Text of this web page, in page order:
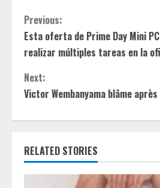
C
o
n
t
i
n
u
Previous:
Esta oferta de Prime Day Mini
realizar múltiples tareas en la
Next:
Victor Wembanyama blâme
RELATED STORIES